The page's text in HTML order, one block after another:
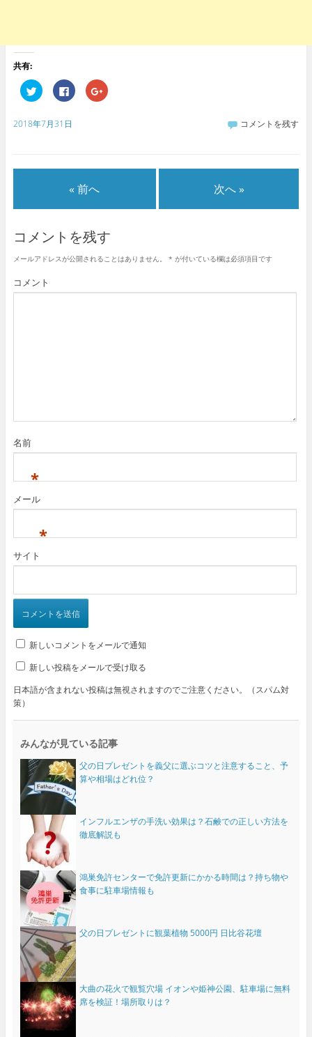
共有:
ク
リ
し
て
t
新
し
い
ウ
ィ
ド
ウ
F
a
b
o
有
る
ッ
ク
し
て
く
ク
リ
l
新
し
い
ウ
ィ
2018年7月31日 コメントを残す
« 前へ 次へ »
コメントを残す
メールアドレスが公開されることはありません。 * が付いている欄は必須項目です
コメント
名前
*
メール
*
サイト
新しいコメントをメールで通知
新しい投稿をメールで受け取る
日本語が含まれない投稿は無視されますのでご注意ください。（スパム対
策）
みんなが見ている記事
父の日プレゼントを義父に選ぶコツと注意すること、予
算や相場はどれ位？
インフルエンザの手洗い効果は？石鹸での正しい方法を
徹底解説も
鴻巣免許センターで免許更新にかかる時間は？持ち物や
食事に駐車場情報も
父の日プレゼントに観葉植物 5000円 日比谷花壇
大曲の花火で観覧穴場 イオンや姫神公園、駐車場に無料
席を検証！場所取りは？